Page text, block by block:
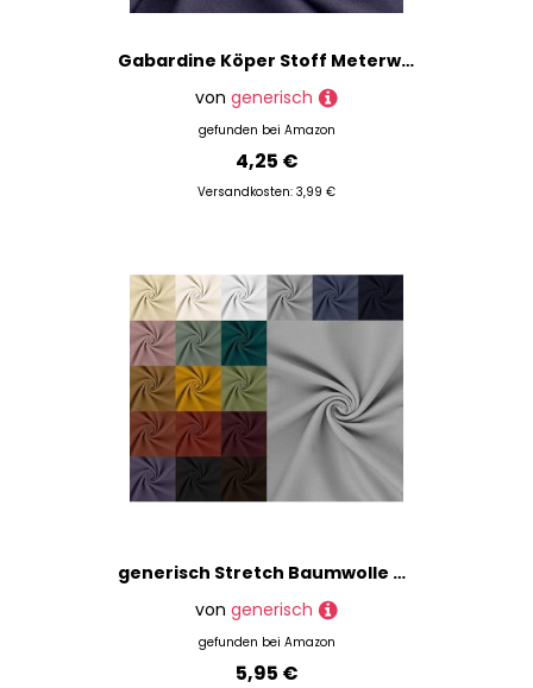
Gabardine Köper Stoff Meterware uni - robuster Polyester Twillstoff, stabiler Hosenstoff, Taschenstoff, Trenchcoat *Ab 50 cm, Farbe: 008 marine
von generisch
gefunden bei Amazon
4,25 €
Versandkosten: 3,99 €
generisch Stretch Baumwolle Köper Stoff Meterware - Twillstoff dehnbar, elastischer Hosenstoff Peach, Baumwoll-Stretch Uni, Trenchcoat Stoff *Ab 50 cm, Farbe: 062 h.grau
von generisch
gefunden bei Amazon
5,95 €